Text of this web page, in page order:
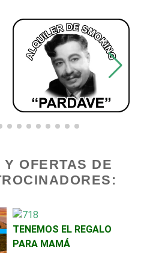
OFERTAS DE
TENEMOS EL REGALO
PARA MAMÁ